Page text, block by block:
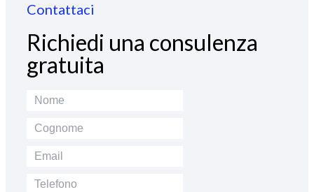
Contattaci
Richiedi una consulenza
gratuita